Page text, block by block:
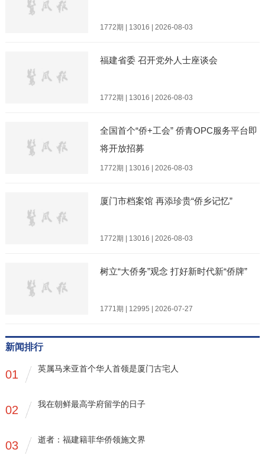
1772期 | 13016 | 2026-08-03
福建省委 召开党外人士座谈会
1772期 | 13016 | 2026-08-03
全国首个“侨+工会” 侨青OPC服务平台即
将开放招募
1772期 | 13016 | 2026-08-03
厦门市档案馆 再添珍贵“侨乡记忆”
1772期 | 13016 | 2026-08-03
树立“大侨务”观念 打好新时代新“侨牌”
1771期 | 12995 | 2026-07-27
新闻排行
01 英属马来亚首个华人首领是厦门古宅人
02 我在朝鲜最高学府留学的日子
03 逝者：福建籍菲华侨领施文界